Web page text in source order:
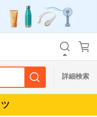
詳細検索
リセット